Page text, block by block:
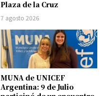
Plaza de la Cruz
7 agosto 2026
MUNA de UNICEF
Argentina: 9 de Julio